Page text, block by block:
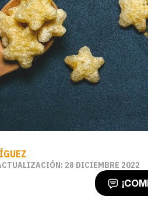
28 DICIEMBRE 2022